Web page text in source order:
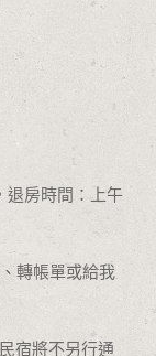
退房時間：上午
轉帳單或給我
宿將不另行通